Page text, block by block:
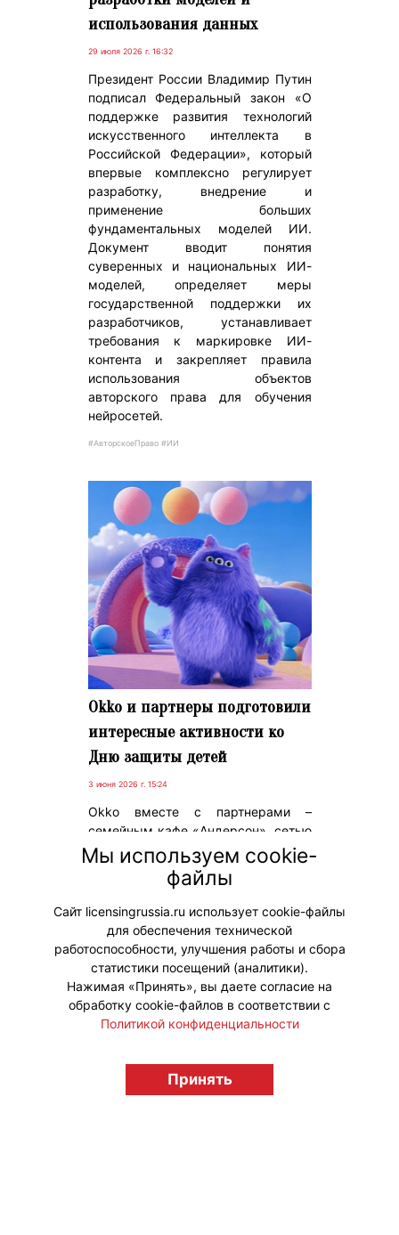
использования данных
29 июля 2026 г. 16:32
Президент России Владимир Путин
подписал Федеральный закон «О
поддержке развития технологий
искусственного интеллекта в
Российской Федерации», который
впервые комплексно регулирует
разработку, внедрение и
применение больших
фундаментальных моделей ИИ.
Документ вводит понятия
суверенных и национальных ИИ-
моделей, определяет меры
государственной поддержки их
разработчиков, устанавливает
требования к маркировке ИИ-
контента и закрепляет правила
использования объектов
авторского права для обучения
нейросетей.
#АвторскоеПраво #ИИ
Okko и партнеры подготовили
интересные активности ко
Дню защиты детей
3 июня 2026 г. 15:24
Okko вместе с партнерами –
семейным кафе «Андерсон», сетью
игровых комнат Joki Joya и
брендом детской одежды Acoola –
подготовили ряд разных
активностей ко Дню защиты детей.
#ПродвижениеБренда #Коллаборации
licensingrussia.ru, 2009-2026 12+
Мы используем cookie-
файлы
Сайт licensingrussia.ru использует cookie-файлы
для обеспечения технической
работоспособности, улучшения работы и сбора
статистики посещений (аналитики).
Нажимая «Принять», вы даете согласие на
обработку cookie-файлов в соответствии с
Политикой конфиденциальности
Принять